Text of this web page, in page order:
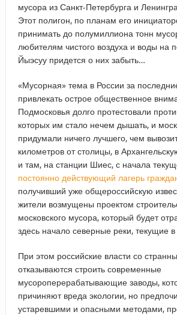
мусора из Санкт-Петербурга и
Этот полигон, по планам его
принимать до полумиллиона тонн
любителям чистого воздуха и воды на
Йыэсуу придется о них забыть…
«Мусорная» тема в России за
привлекать острое общественное
Подмосковья долго протестовали
которых им стало нечем дышать, и
придумали ничего лучшего, чем
километров от столицы, в
и там, на станции Шиес, с начала
постоянно действующий лагерь
получивший уже общероссийскую
жители возмущены проектом
московского мусора, который будет
здесь начало северные реки, текущие
При этом российские власти со
отказываются строить современные
мусороперерабатывающие заводы,
причиняют вреда экологии, но
устаревшими и опасными методами,